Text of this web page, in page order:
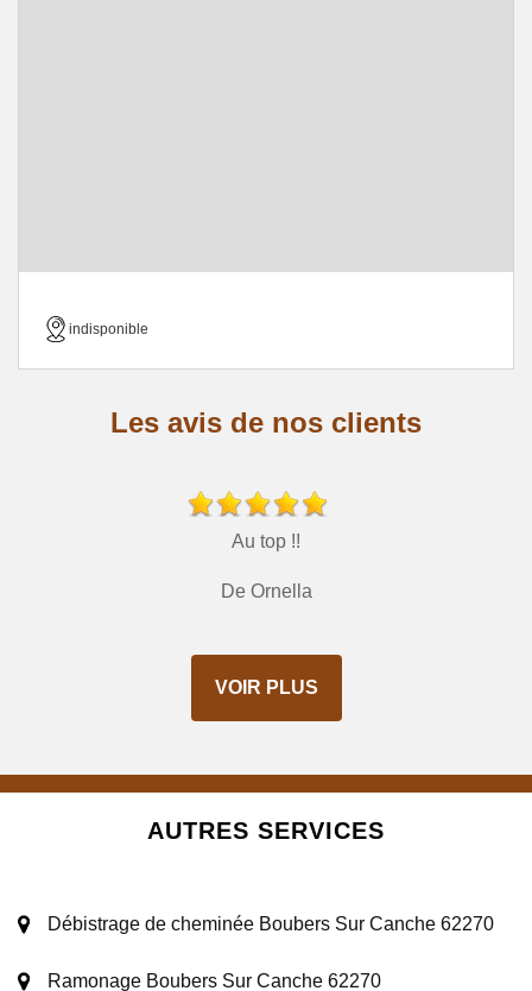
indisponible
Les avis de nos clients
Au top !!
De Ornella
VOIR PLUS
AUTRES SERVICES
Débistrage de cheminée Boubers Sur Canche 62270
Ramonage Boubers Sur Canche 62270